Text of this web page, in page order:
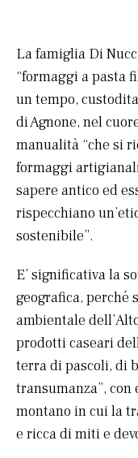
La famiglia Di
“formaggi a pasta
un tempo,
di Agnone, nel
manualità “che si
formaggi
sapere antico ed
rispecchiano
sostenibile”.
E’ significativa la
geografica, perché
ambientale
prodotti caseari
terra di pascoli, di
transumanza”, con
montano in cui la
e ricca di miti e